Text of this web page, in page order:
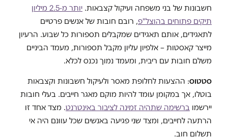
חשבונות של בני משפחה ועיקול קצבאות.
יותר מ-2.5 מיליון
תיקים פתוחים בהוצל"פ, רובם חובות של אנשים פרטיים
לתאגידים, אותם תאגידים שמקבלים תספורות כל שבוע. הרעיון
מייצר קאסטות – אלפיון עליון מקבל תספורות, מעמד הביניים
משלם חובות עם ריבית, ומעמד נמוך נכנס לכלא.
סטטוס: ההצעות לחלופת מאסר ולעיקול חשבונות וקצבאות
בוטלו, אך במקומן עומד להיות מוקם מאגר חייבים. בעלי חובות
יירשמו ברשימה שתהיה זמינה לציבור באינטרנט. מצד אחד זו
הרתעה לחייבים, ומצד שני פגיעה באנשים שכל עוונם היה אי
תשלום חוב.